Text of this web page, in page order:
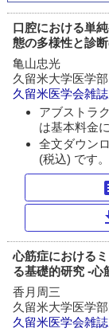
口腔における単
態の多様性と診
亀山忠光
久留米大学医学
久留米医学会雑誌
アブストラ
は基本料金
全文ダウン
(税込) です。
心筋症における
る基礎的研究 -心
香月周三
久留米大学医学
久留米医学会雑誌